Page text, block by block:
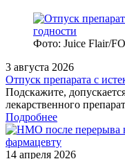
Фото: Juice Flair/
3 августа 2026
Отпуск препарата с
Подскажите,
лекарственного
Подробнее
14 апреля 2026